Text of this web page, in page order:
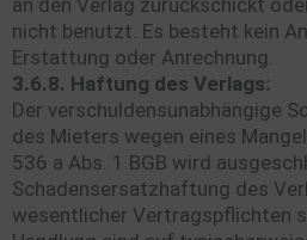
nicht benutzt. Es besteht kein
Erstattung oder Anrechnung.
3.6.8. Haftung des Verlags:
Der verschuldensunabhängige
des Mieters wegen eines
536 a Abs. 1 BGB wird
Schadensersatzhaftung des
wesentlicher Vertragspflichten